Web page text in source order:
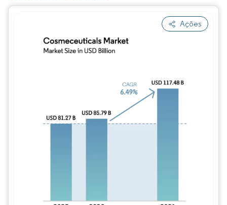
Ações